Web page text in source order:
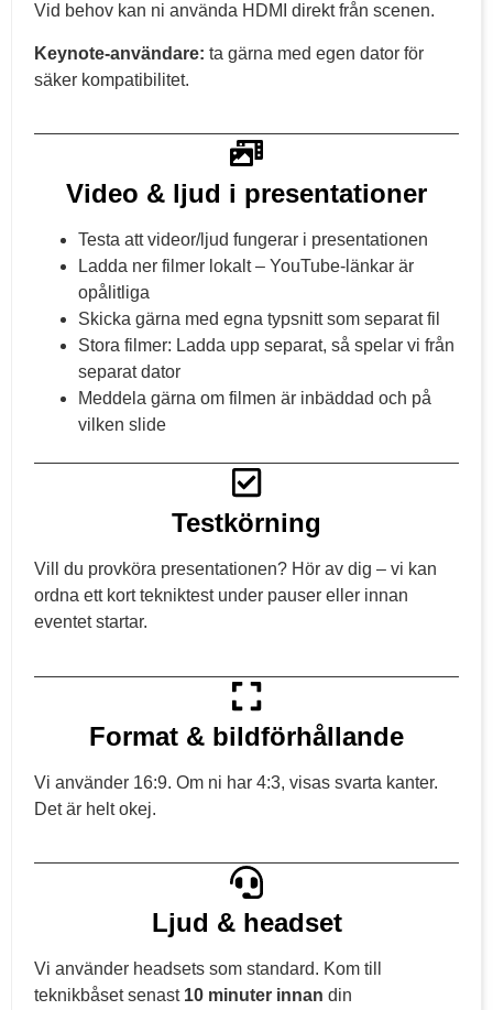
Vid behov kan ni använda HDMI direkt från scenen.
Keynote-användare: ta gärna med egen dator för
säker kompatibilitet.
Video & ljud i presentationer
Testa att videor/ljud fungerar i presentationen
Ladda ner filmer lokalt – YouTube-länkar är
opålitliga
Skicka gärna med egna typsnitt som separat fil
Stora filmer: Ladda upp separat, så spelar vi från
separat dator
Meddela gärna om filmen är inbäddad och på
vilken slide
Testkörning
Vill du provköra presentationen? Hör av dig – vi kan
ordna ett kort tekniktest under pauser eller innan
eventet startar.
Format & bildförhållande
Vi använder 16:9. Om ni har 4:3, visas svarta kanter.
Det är helt okej.
Ljud & headset
Vi använder headsets som standard. Kom till
teknikbåset senast 10 minuter innan din